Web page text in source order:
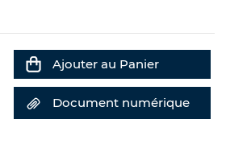
Ajouter au Panier
Document numérique